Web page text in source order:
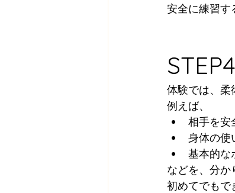
安全に練習す
体験では、柔
例えば、
相手を安
身体の使
基本的な
などを、分か
初めてでもで